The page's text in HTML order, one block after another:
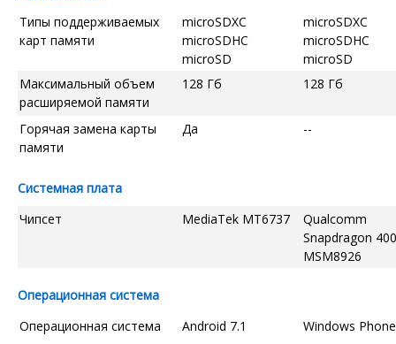
Типы поддерживаемых
карт памяти
microSDXC
microSDHC
microSD
microSDXC
microSDHC
microSD
Максимальный объем
расширяемой памяти
128 Гб 128 Гб
Горячая замена карты
памяти
Да --
Системная плата
Чипсет
MediaTek MT6737
Qualcomm
Snapdragon 400
MSM8926
Операционная система
Операционная система
Android 7.1 Windows